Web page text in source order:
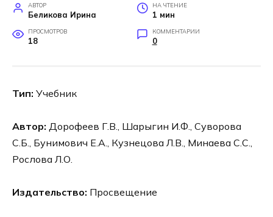
АВТОР
Беликова Ирина
НА ЧТЕНИЕ
1 мин
ПРОСМОТРОВ
18
КОММЕНТАРИИ
0
Тип: Учебник
Автор: Дорофеев Г.В., Шарыгин И.Ф., Суворова
С.Б., Бунимович Е.А., Кузнецова Л.В., Минаева С.С.,
Рослова Л.О.
Издательство: Просвещение